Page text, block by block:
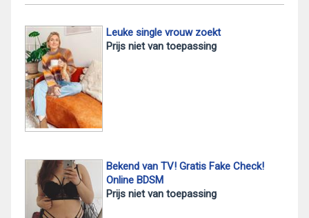
Leuke single vrouw zoekt
Prijs niet van toepassing
Bekend van TV! Gratis Fake Check!
Online BDSM
Prijs niet van toepassing